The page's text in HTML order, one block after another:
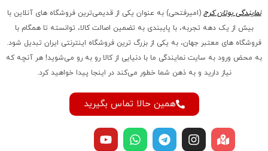
نمایندگی بوتان کرج (امیرفتحی) به عنوان یکی از قدیمی‌ترین فروشگاه های آنلاین با
بیش از یک دهه تجربه، با پایبندی به تضمین اصالت کالا، توانسته تا همگام با
فروشگاه‌ های معتبر جهان، به یکی از بزرگ‌ ترین فروشگاه اینترنتی ایران تبدیل شود.
به محض ورود به سایت نمایندگی ما با دنیایی از کالا رو به رو می‌شوید! هر آنچه که
نیاز دارید و به ذهن شما خطور می‌کند در اینجا پیدا خواهید کرد.
همین حالا تماس بگیرید